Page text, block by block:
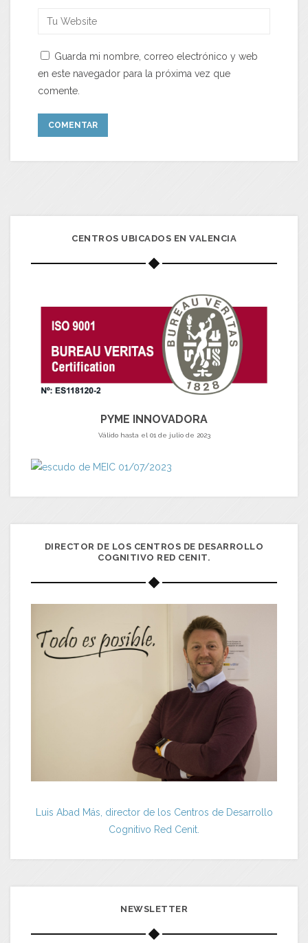
Guarda mi nombre, correo electrónico y web
en este navegador para la próxima vez que
comente.
CENTROS UBICADOS EN VALENCIA
PYME INNOVADORA
Válido hasta el 01 de julio de 2023
DIRECTOR DE LOS CENTROS DE DESARROLLO
COGNITIVO RED CENIT.
Luis Abad Más, director de los Centros de Desarrollo
Cognitivo Red Cenit.
NEWSLETTER